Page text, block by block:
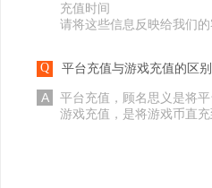
充值时间
请将这些信息反映给我们
Q 平台充值与游戏充值的区
A
平台充值，顾名思义是将
游戏充值，是将游戏币直